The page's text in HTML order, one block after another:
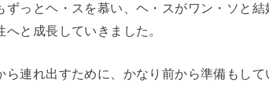
ずっとヘ・スを慕い、ヘ・スがワン・ソと
へと成長していきました。
ら連れ出すために、かなり前から準備もして